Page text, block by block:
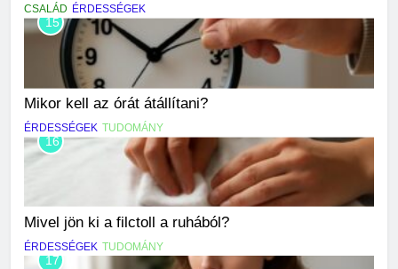
CSALÁD ÉRDESSÉGEK
15
Mikor kell az órát átállítani?
ÉRDESSÉGEK TUDOMÁNY
16
Mivel jön ki a filctoll a ruhából?
ÉRDESSÉGEK TUDOMÁNY
17